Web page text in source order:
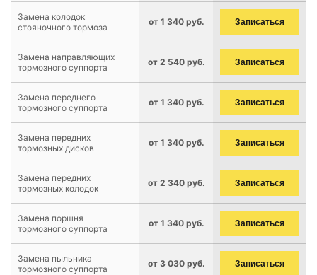
Замена колодок
стояночного тормоза
от 1 340 руб. Записаться
Замена направляющих
тормозного суппорта
от 2 540 руб. Записаться
Замена переднего
тормозного суппорта
от 1 340 руб. Записаться
Замена передних
тормозных дисков
от 1 340 руб. Записаться
Замена передних
тормозных колодок
от 2 340 руб. Записаться
Замена поршня
тормозного суппорта
от 1 340 руб. Записаться
Замена пыльника
тормозного суппорта
от 3 030 руб. Записаться